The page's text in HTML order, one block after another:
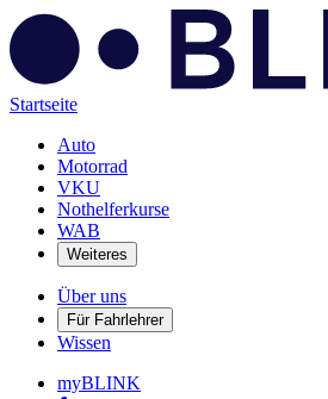
Startseite
Auto
Motorrad
VKU
Nothelferkurse
WAB
Weiteres
Über uns
Für Fahrlehrer
Wissen
myBLINK